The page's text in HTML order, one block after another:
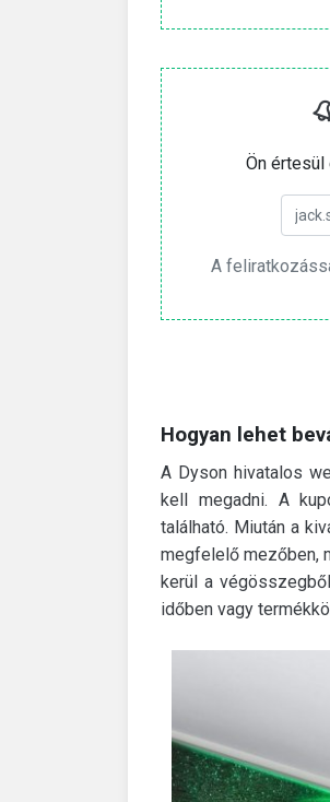
Ön
A
Hogyan lehet
A Dyson hivatalos
kell megadni. A
található. Miután a
megfelelő mezőben,
kerül a
időben vagy